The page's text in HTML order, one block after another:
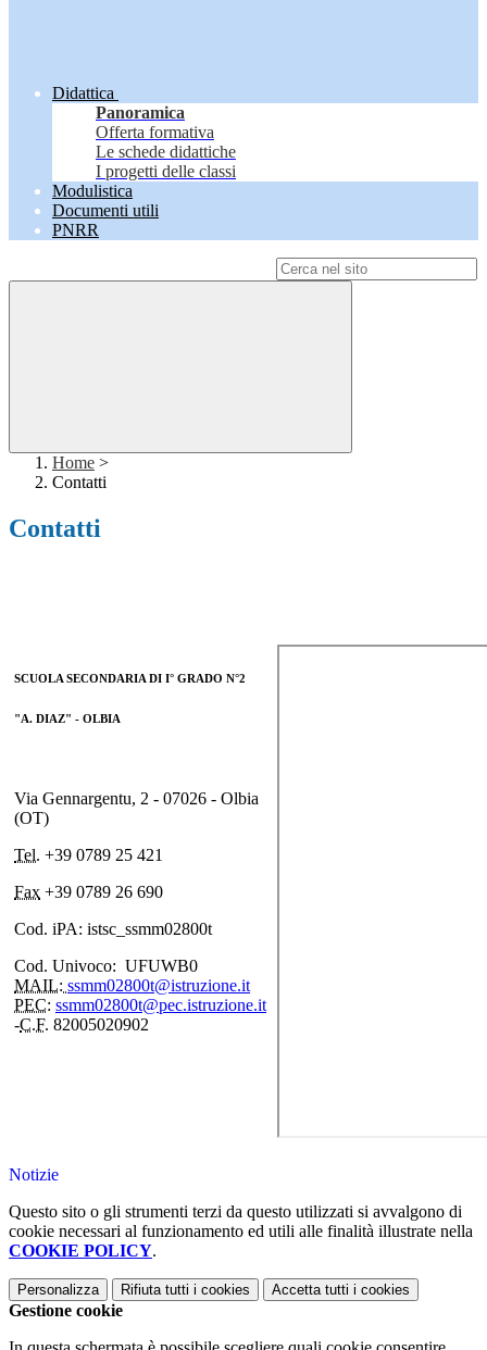
Didattica
Panoramica
Offerta formativa
Le schede didattiche
I progetti delle classi
Modulistica
Documenti utili
PNRR
Home >
Contatti
Contatti
SCUOLA SECONDARIA DI I° GRADO N°2
"A. DIAZ" - OLBIA
Via Gennargentu, 2 - 07026 - Olbia
(OT)
Tel. +39 0789 25 421
Fax +39 0789 26 690
Cod. iPA: istsc_ssmm02800t
Cod. Univoco: UFUWB0
MAIL: ssmm02800t@istruzione.it
PEC: ssmm02800t@pec.istruzione.it
-C.F. 82005020902
Notizie
Questo sito o gli strumenti terzi da questo utilizzati si avvalgono di
cookie necessari al funzionamento ed utili alle finalità illustrate nella
COOKIE POLICY.
Personalizza Rifiuta tutti i cookies Accetta tutti i cookies
Gestione cookie